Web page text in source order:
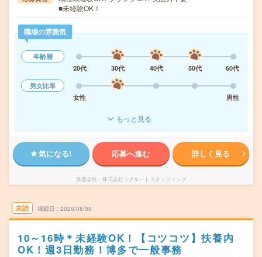
■未経験OK！
職場の雰囲気
年齢層
20代
30代 40代 50代
60代
男女比率
女性
男性
もっと見る
気になる! 応募へ進む 詳しく見る
派遣会社 株式会社リクルートスタッフィング
未読 掲載日 2026/08/08
10～16時＊未経験OK！【コツコツ】扶養内
OK！週3日勤務！博多で一般事務